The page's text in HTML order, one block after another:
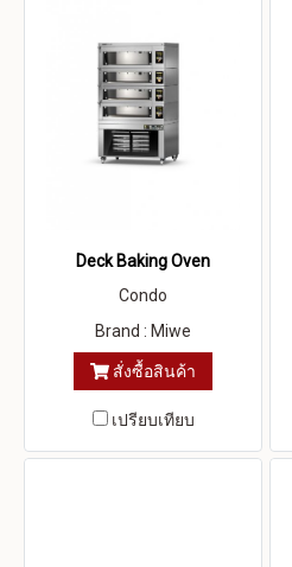
Deck Baking Oven
Condo
Brand : Miwe
สั่งซื้อสินค้า
เปรียบเทียบ